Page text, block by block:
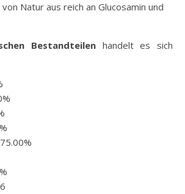
Natur aus reich an Glucosamin und
Bestandteilen handelt es sich